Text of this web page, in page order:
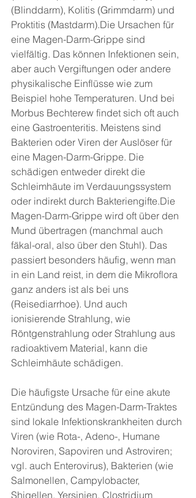
(Blinddarm), Kolitis (Grimmdarm) und
Proktitis (Mastdarm).Die Ursachen für
eine Magen-Darm-Grippe sind
vielfältig. Das können Infektionen sein,
aber auch Vergiftungen oder andere
physikalische Einflüsse wie zum
Beispiel hohe Temperaturen. Und bei
Morbus Bechterew findet sich oft auch
eine Gastroenteritis. Meistens sind
Bakterien oder Viren der Auslöser für
eine Magen-Darm-Grippe. Die
schädigen entweder direkt die
Schleimhäute im Verdauungssystem
oder indirekt durch Bakteriengifte.Die
Magen-Darm-Grippe wird oft über den
Mund übertragen (manchmal auch
fäkal-oral, also über den Stuhl). Das
passiert besonders häufig, wenn man
in ein Land reist, in dem die Mikroflora
ganz anders ist als bei uns
(Reisediarrhoe). Und auch
ionisierende Strahlung, wie
Röntgenstrahlung oder Strahlung aus
radioaktivem Material, kann die
Schleimhäute schädigen.
Die häufigste Ursache für eine akute
Entzündung des Magen-Darm-Traktes
sind lokale Infektionskrankheiten durch
Viren (wie Rota-, Adeno-, Humane
Noroviren, Sapoviren und Astroviren;
vgl. auch Enterovirus), Bakterien (wie
Salmonellen, Campylobacter,
Shigellen, Yersinien, Clostridium